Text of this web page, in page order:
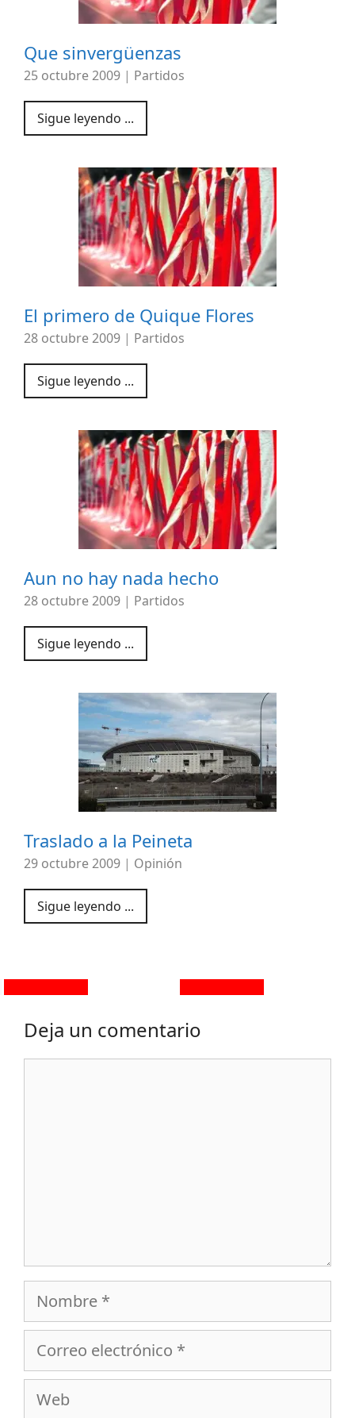
Que sinvergüenzas
25 octubre 2009 | Partidos
Sigue leyendo ...
El primero de Quique Flores
28 octubre 2009 | Partidos
Sigue leyendo ...
Aun no hay nada hecho
28 octubre 2009 | Partidos
Sigue leyendo ...
Traslado a la Peineta
29 octubre 2009 | Opinión
Sigue leyendo ...
Deja un comentario
Nombre
Correo
Web